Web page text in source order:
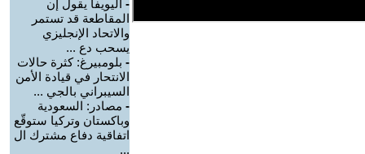
- اليويفا يقول إن
المقاطعة قد تستمر
والاتحاد الإنجليزي
يسحب دع ...
- بلومبيرغ: كثرة حالات
الانتحار في قيادة الأمن
السيبراني بالجي ...
- مصادر: السعودية
وباكستان وتركيا ستوقّع
اتفاقية دفاع مشترك ال
...